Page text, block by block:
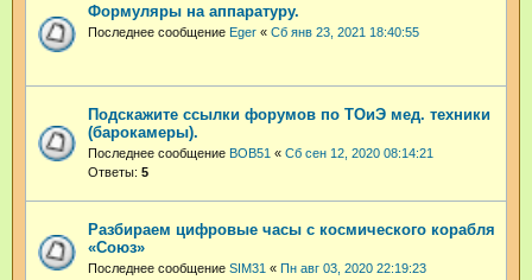
Формуляры на аппаратуру.
Последнее сообщение Eger « Сб янв 23, 2021 18:40:55
Подскажите ссылки форумов по ТОиЭ мед. техники
(барокамеры).
Последнее сообщение BOB51 « Сб сен 12, 2020 08:14:21
Ответы: 5
Разбираем цифровые часы с космического корабля
«Союз»
Последнее сообщение SIM31 « Пн авг 03, 2020 22:19:23